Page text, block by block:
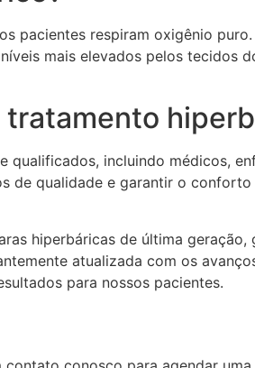
pacientes respiram oxigênio
mais elevados pelos tecidos
incluindo médicos,
qualidade e garantir o
hiperbáricas de última
atualizada com os
para nossos pacientes.